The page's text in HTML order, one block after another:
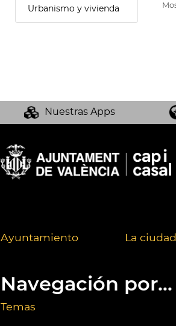
Urbanismo y vivienda
Nuestras Apps
Ayuntamiento La ciudad
Navegación por...
Temas